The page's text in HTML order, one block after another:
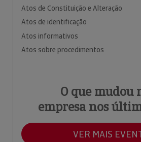
Atos de Constituição e Alteração
Atos de identificação
Atos informativos
Atos sobre procedimentos
O que mudou
empresa nos
VER MAIS